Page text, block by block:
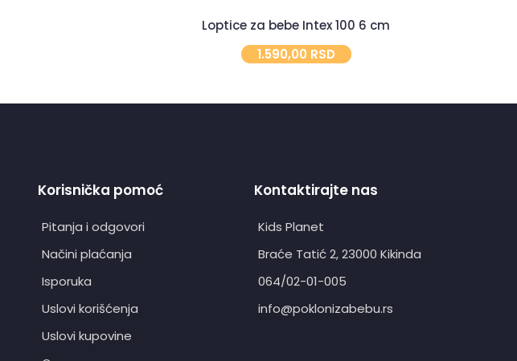
Loptice za bebe Intex 100 6 cm
1.590,00 RSD
Korisnička pomoć
Pitanja i odgovori
Načini plaćanja
Isporuka
Uslovi korišćenja
Uslovi kupovine
Kontaktirajte nas
Kids Planet
Braće Tatić 2, 23000 Kikinda
064/02-01-005
info@poklonizabebu.rs